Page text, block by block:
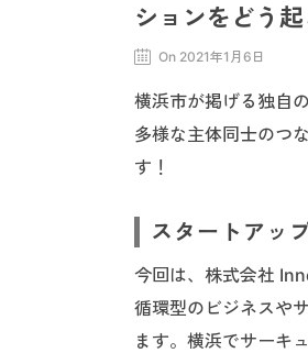
ションをどう
On 2021年1月6日
横浜市が掲げる独自
多様な主体同士のつ
す！
スタートアッ
今回は、株式会社
循環型のビジネスや
ます。横浜でサーキ